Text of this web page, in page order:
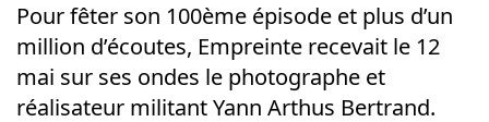
Pour fêter son 100ème épisode et plus d’un
million d’écoutes, Empreinte recevait le 12
mai sur ses ondes le photographe et
réalisateur militant Yann Arthus Bertrand.